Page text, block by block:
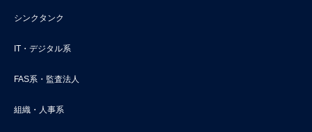
シンクタンク
IT・デジタル系
FAS系・監査法人
組織・人事系